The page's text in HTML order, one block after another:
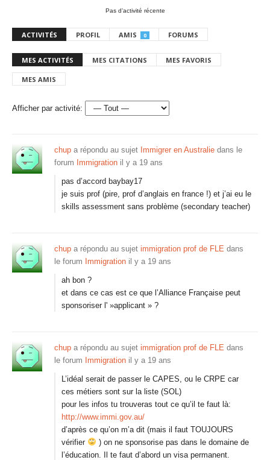
Pas d’activité récente
ACTIVITÉS PROFIL AMIS 0 FORUMS
MES ACTIVITÉS MES CITATIONS MES FAVORIS
MES AMIS
Afficher par activité:
chup a répondu au sujet Immigrer en Australie dans le
forum Immigration il y a 19 ans
pas d’accord baybay17
je suis prof (pire, prof d’anglais en france !) et j’ai eu le
skills assessment sans problème (secondary teacher)
chup a répondu au sujet immigration prof de FLE dans
le forum Immigration il y a 19 ans
ah bon ?
et dans ce cas est ce que l’Alliance Française peut
sponsoriser l' »applicant » ?
chup a répondu au sujet immigration prof de FLE dans
le forum Immigration il y a 19 ans
L’idéal serait de passer le CAPES, ou le CRPE car
ces métiers sont sur la liste (SOL)
pour les infos tu trouveras tout ce qu’il te faut là:
http://www.immi.gov.au/
d’après ce qu’on m’a dit (mais il faut TOUJOURS
vérifier
) on ne sponsorise pas dans le domaine de
l’éducation. Il te faut d’abord un visa permanent.